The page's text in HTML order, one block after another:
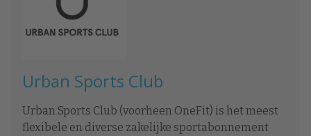
Urban Sports Club
Urban Sports Club (voorheen OneFit) is het meest
flexibele en diverse zakelijke sportabonnement